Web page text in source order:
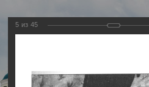
5 из 45